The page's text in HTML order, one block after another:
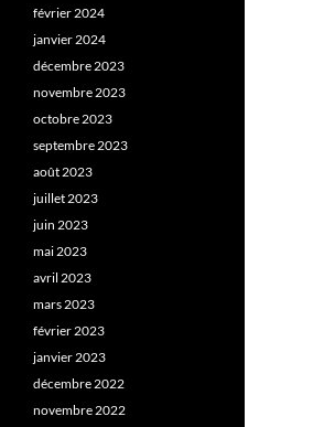
février 2024
janvier 2024
décembre 2023
novembre 2023
octobre 2023
septembre 2023
août 2023
juillet 2023
juin 2023
mai 2023
avril 2023
mars 2023
février 2023
janvier 2023
décembre 2022
novembre 2022